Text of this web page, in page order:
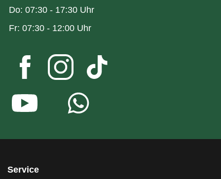
Service
Do: 07:30 - 17:30 Uhr
Fr: 07:30 - 12:00 Uhr